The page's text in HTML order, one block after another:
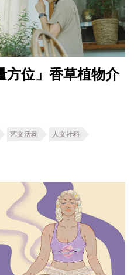
方位」香草植物介
艺文活动 人文社科